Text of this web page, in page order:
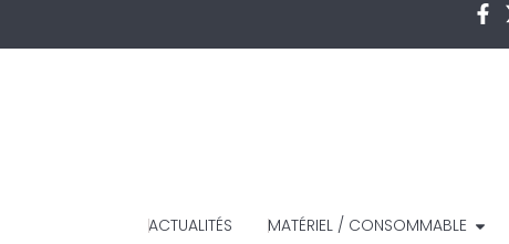
ACTUALITÉS MATÉRIEL / CONSOMMABLE